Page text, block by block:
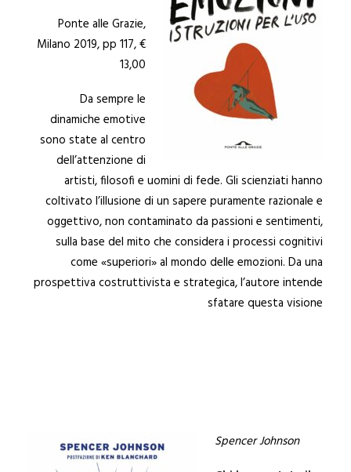
Ponte alle Grazie,
Milano 2019, pp 117, €
13,00
Da sempre le
dinamiche emotive
sono state al centro
dell’attenzione di
artisti, filosofi e uomini di fede. Gli scienziati hanno
coltivato l’illusione di un sapere puramente razionale e
oggettivo, non contaminato da passioni e sentimenti,
sulla base del mito che considera i processi cognitivi
come «superiori» al mondo delle emozioni. Da una
prospettiva costruttivista e strategica, l’autore intende
sfatare questa visione
Spencer Johnson